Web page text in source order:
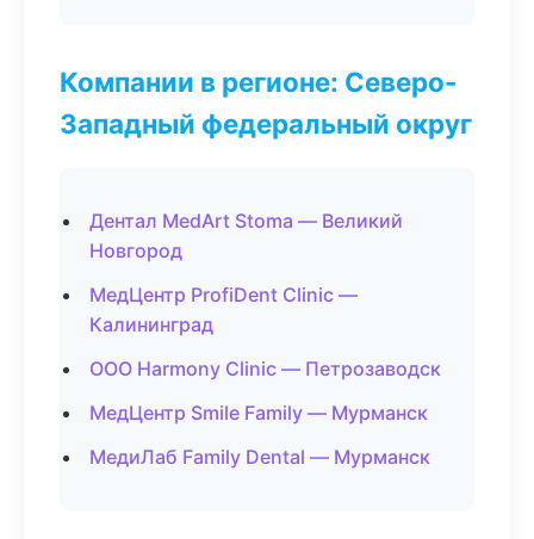
Компании в регионе: Северо-
Западный федеральный округ
Дентал MedArt Stoma — Великий
Новгород
МедЦентр ProfiDent Clinic —
Калининград
ООО Harmony Clinic — Петрозаводск
МедЦентр Smile Family — Мурманск
МедиЛаб Family Dental — Мурманск